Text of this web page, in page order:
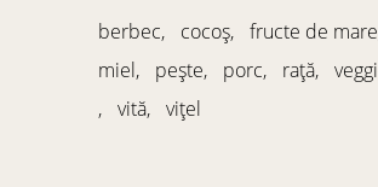
berbec cocoș
fructe de mare
miel
pește porc rață
vită
vițel